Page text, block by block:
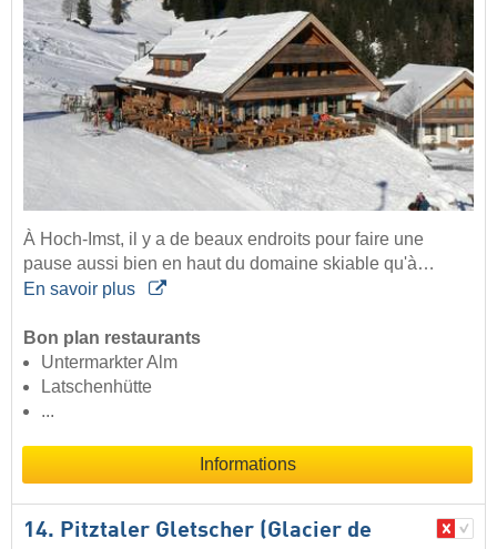
À Hoch-Imst, il y a de beaux endroits pour faire une
pause aussi bien en haut du domaine skiable qu'à…
En savoir plus
Bon plan restaurants
Untermarkter Alm
Latschenhütte
...
Informations
14. Pitztaler Gletscher (Glacier de